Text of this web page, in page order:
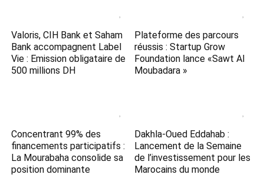
Valoris, CIH Bank et Saham
Bank accompagnent Label
Vie : Emission obligataire de
500 millions DH
Plateforme des parcours
réussis : Startup Grow
Foundation lance «Sawt Al
Moubadara »
Concentrant 99% des
financements participatifs :
La Mourabaha consolide sa
position dominante
Dakhla-Oued Eddahab :
Lancement de la Semaine
de l’investissement pour les
Marocains du monde